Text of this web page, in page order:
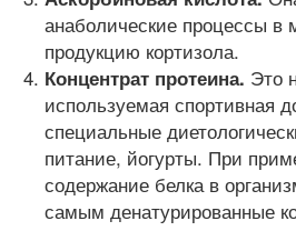
анаболические процессы в
продукцию кортизола.
Концентрат протеина. Это
используемая спортивная
специальные
питание, йогурты. При
содержание белка в
самым денатурированные